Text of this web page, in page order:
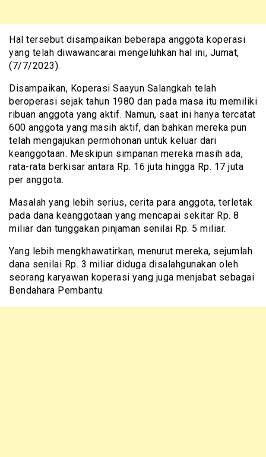
Hal tersebut disampaikan beberapa anggota koperasi
yang telah diwawancarai mengeluhkan hal ini, Jumat,
(7/7/2023).
Disampaikan, Koperasi Saayun Salangkah telah
beroperasi sejak tahun 1980 dan pada masa itu memiliki
ribuan anggota yang aktif. Namun, saat ini hanya tercatat
600 anggota yang masih aktif, dan bahkan mereka pun
telah mengajukan permohonan untuk keluar dari
keanggotaan. Meskipun simpanan mereka masih ada,
rata-rata berkisar antara Rp. 16 juta hingga Rp. 17 juta
per anggota.
Masalah yang lebih serius, cerita para anggota, terletak
pada dana keanggotaan yang mencapai sekitar Rp. 8
miliar dan tunggakan pinjaman senilai Rp. 5 miliar.
Yang lebih mengkhawatirkan, menurut mereka, sejumlah
dana senilai Rp. 3 miliar diduga disalahgunakan oleh
seorang karyawan koperasi yang juga menjabat sebagai
Bendahara Pembantu.